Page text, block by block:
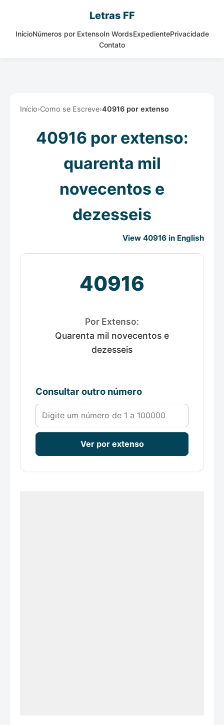
Letras FF
InícioNúmeros por ExtensoIn WordsExpedientePrivacidade
Contato
Início›Como se Escreve›40916 por extenso
40916 por extenso:
quarenta mil
novecentos e
dezesseis
View 40916 in English
40916
Por Extenso:
Quarenta mil novecentos e
dezesseis
Consultar outro número
Número de 1 a 100000
Ver por extenso